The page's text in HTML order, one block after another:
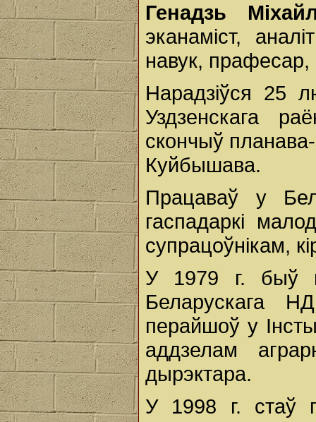
Генадзь
эканаміст,
навук,
Нарадзіўся 25
Уздзенскага
скончыў
Куйбышава.
Працаваў у
гаспадаркі
супрацоўнікам,
У 1979 г. быў
Беларускага
перайшоў у
аддзелам
дырэктара.
У 1998 г. стаў